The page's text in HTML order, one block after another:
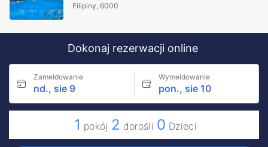
Filipiny, 6000
Dokonaj rezerwacji online
Zameldowanie
nd., sie 9
Wymeldowanie
pon., sie 10
1 pokój 2 dorośli 0 Dzieci